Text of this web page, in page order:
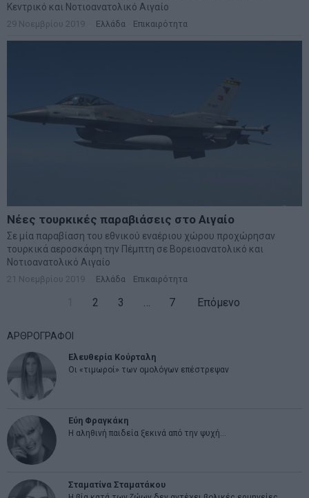
Κεντρικό και Νοτιοανατολικό Αιγαίο
29 Νοεμβρίου 2019 Ελλάδα Επικαιρότητα
Νέες τουρκικές παραβιάσεις στο Αιγαίο
Σε μία παραβίαση του εθνικού εναέριου χώρου προχώρησαν
τουρκικά αεροσκάφη την Πέμπτη σε Βορειοανατολικό και
Νοτιοανατολικό Αιγαίο
21 Νοεμβρίου 2019 Ελλάδα Επικαιρότητα
2 3 7 Επόμενο
ΑΡΘΡΟΓΡΑΦΟΙ
Ελευθερία Κούρταλη
Οι «τιμωροί» των ομολόγων επέστρεψαν
Εύη Φραγκάκη
Η αληθινή παιδεία ξεκινά από την ψυχή…
Σταματίνα Σταματάκου